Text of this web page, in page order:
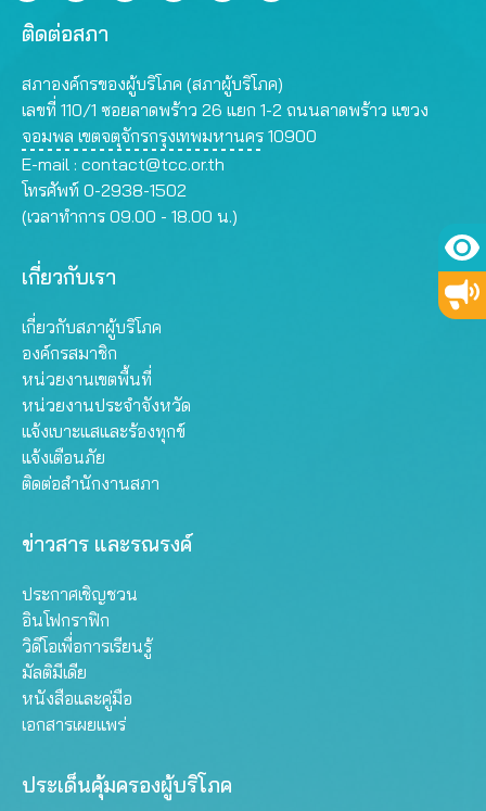
ติดต่อสภา
สภาองค์กรของผู้บริโภค (สภาผู้บริโภค)
เลขที่ 110/1 ซอยลาดพร้าว 26 แยก 1-2 ถนนลาดพร้าว แขวง
จอมพล เขตจตุจักรกรุงเทพมหานคร 10900
E-mail : contact@tcc.or.th
โทรศัพท์ 0-2938-1502
(เวลาทำการ 09.00 - 18.00 น.)
เกี่ยวกับเรา
เกี่ยวกับสภาผู้บริโภค
องค์กรสมาชิก
หน่วยงานเขตพื้นที่
หน่วยงานประจำจังหวัด
แจ้งเบาะแสและร้องทุกข์
แจ้งเตือนภัย
ติดต่อสำนักงานสภา
ข่าวสาร และรณรงค์
ประกาศเชิญชวน
อินโฟกราฟิก
วิดีโอเพื่อการเรียนรู้
มัลติมีเดีย
หนังสือและคู่มือ
เอกสารเผยแพร่
ประเด็นคุ้มครองผู้บริโภค